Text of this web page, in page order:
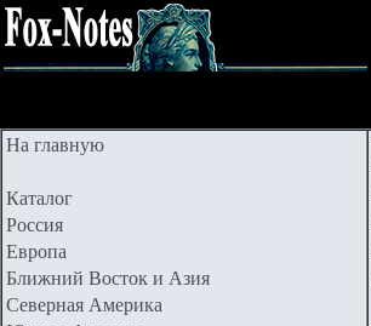
На главную
Каталог
Россия
Европа
Ближний Восток и Азия
Северная Америка